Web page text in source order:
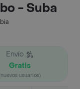
- Suba
Envío
Gratis
usuarios)